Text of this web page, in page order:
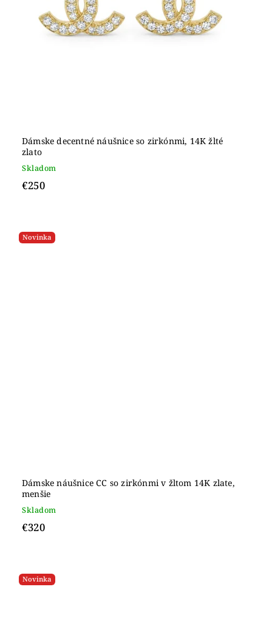
Dámske decentné náušnice so zirkónmi, 14K žlté
zlato
Skladom
€250
Novinka
Dámske náušnice CC so zirkónmi v žltom 14K zlate,
menšie
Skladom
€320
Novinka